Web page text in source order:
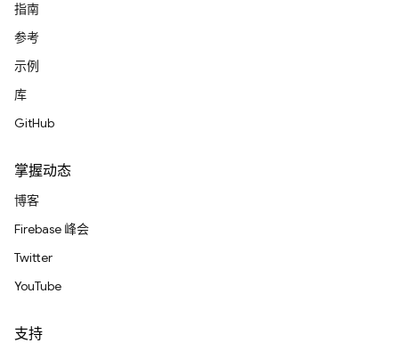
指南
参考
示例
库
GitHub
掌握动态
博客
Firebase 峰会
Twitter
YouTube
支持